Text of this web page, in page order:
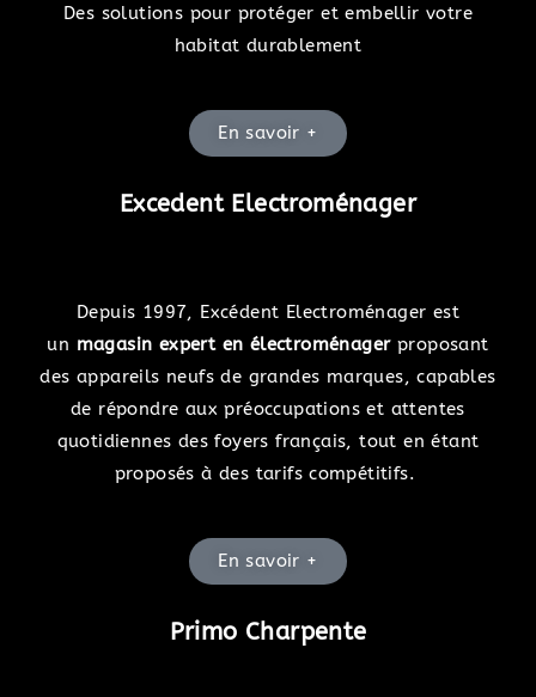
Des solutions pour protéger et embellir votre
habitat durablement
En savoir +
Excedent Electroménager
Depuis 1997, Excédent Electroménager est
un magasin expert en électroménagerproposant
des appareils neufs de grandes marques, capables
de répondre aux préoccupations et attentes
quotidiennes des foyers français, tout en étant
proposés à des tarifs compétitifs.
En savoir +
Primo Charpente